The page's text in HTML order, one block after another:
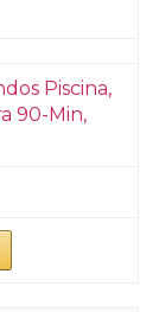
Piscina,
90-Min,